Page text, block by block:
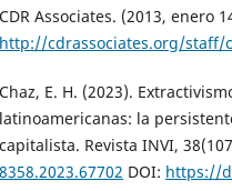
CDR Associates. (2013, enero
http://cdrassociates.org/
Chaz, E. H. (2023).
latinoamericanas: la
capitalista. Revista INVI,
8358.2023.67702 DOI: https://